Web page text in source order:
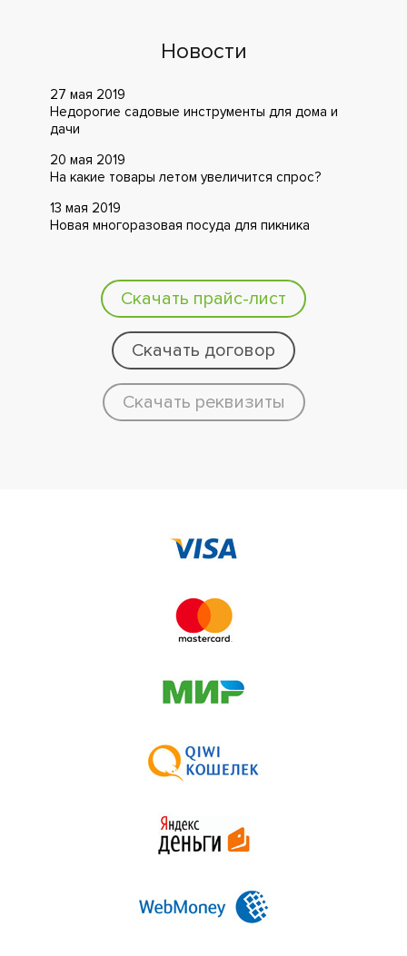
Новости
27 мая 2019
Недорогие садовые инструменты для дома и
дачи
20 мая 2019
На какие товары летом увеличится спрос?
13 мая 2019
Новая многоразовая посуда для пикника
Скачать прайс-лист
Скачать договор
Скачать реквизиты